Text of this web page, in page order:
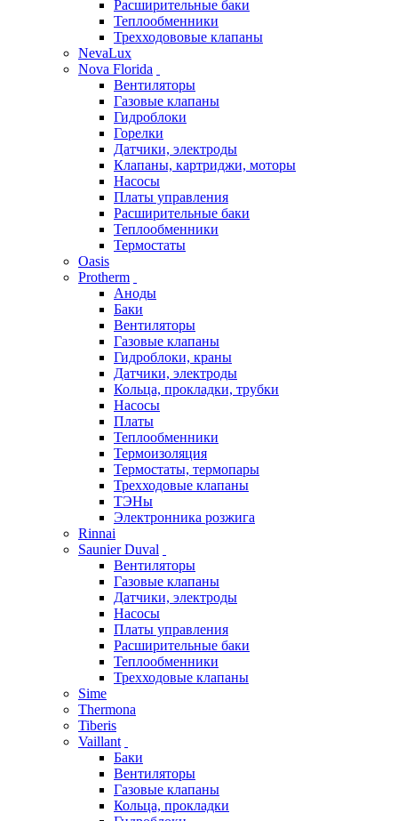
Расширительные баки
Теплообменники
Трехходововые клапаны
NevaLux
Nova Florida
Вентиляторы
Газовые клапаны
Гидроблоки
Горелки
Датчики, электроды
Клапаны, картриджи, моторы
Насосы
Платы управления
Расширительные баки
Теплообменники
Термостаты
Oasis
Protherm
Аноды
Баки
Вентиляторы
Газовые клапаны
Гидроблоки, краны
Датчики, электроды
Кольца, прокладки, трубки
Насосы
Платы
Теплообменники
Термоизоляция
Термостаты, термопары
Трехходовые клапаны
ТЭНы
Электронника розжига
Rinnai
Saunier Duval
Вентиляторы
Газовые клапаны
Датчики, электроды
Насосы
Платы управления
Расширительные баки
Теплообменники
Трехходовые клапаны
Sime
Thermona
Tiberis
Vaillant
Баки
Вентиляторы
Газовые клапаны
Кольца, прокладки